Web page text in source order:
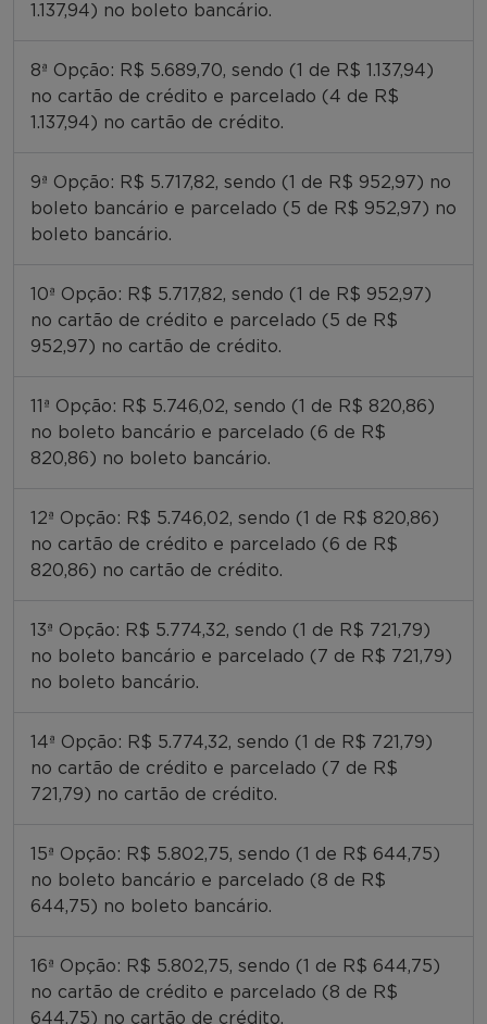
1.137,94) no boleto bancário.
8ª Opção: R$ 5.689,70, sendo (1 de R$ 1.137,94)
no cartão de crédito e parcelado (4 de R$
1.137,94) no cartão de crédito.
9ª Opção: R$ 5.717,82, sendo (1 de R$ 952,97) no
boleto bancário e parcelado (5 de R$ 952,97) no
boleto bancário.
10ª Opção: R$ 5.717,82, sendo (1 de R$ 952,97)
no cartão de crédito e parcelado (5 de R$
952,97) no cartão de crédito.
11ª Opção: R$ 5.746,02, sendo (1 de R$ 820,86)
no boleto bancário e parcelado (6 de R$
820,86) no boleto bancário.
12ª Opção: R$ 5.746,02, sendo (1 de R$ 820,86)
no cartão de crédito e parcelado (6 de R$
820,86) no cartão de crédito.
13ª Opção: R$ 5.774,32, sendo (1 de R$ 721,79)
no boleto bancário e parcelado (7 de R$ 721,79)
no boleto bancário.
14ª Opção: R$ 5.774,32, sendo (1 de R$ 721,79)
no cartão de crédito e parcelado (7 de R$
721,79) no cartão de crédito.
15ª Opção: R$ 5.802,75, sendo (1 de R$ 644,75)
no boleto bancário e parcelado (8 de R$
644,75) no boleto bancário.
16ª Opção: R$ 5.802,75, sendo (1 de R$ 644,75)
no cartão de crédito e parcelado (8 de R$
644,75) no cartão de crédito.